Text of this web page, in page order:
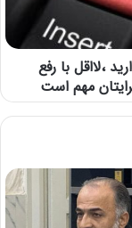
،لااقل با رفع
مهم است